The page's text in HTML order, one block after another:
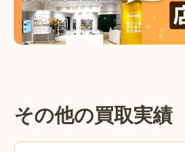
その他の買取実績